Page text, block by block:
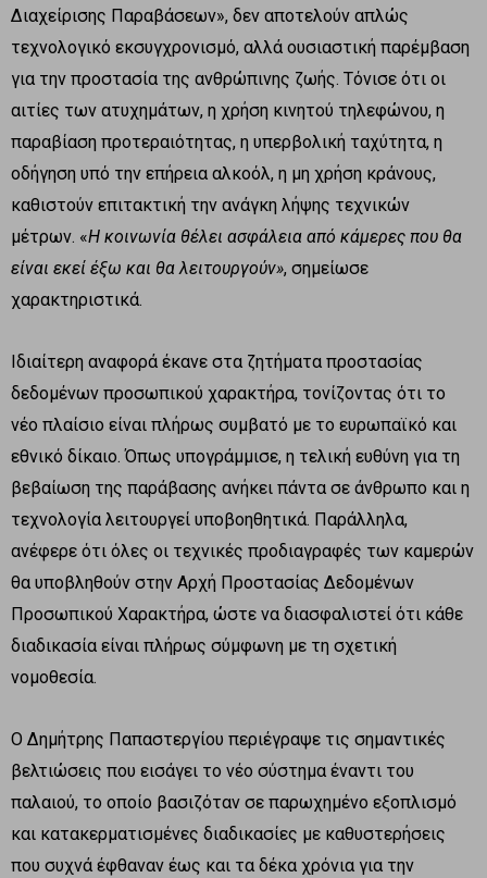
Διαχείρισης Παραβάσεων», δεν αποτελούν απλώς
τεχνολογικό εκσυγχρονισμό, αλλά ουσιαστική παρέμβαση
για την προστασία της ανθρώπινης ζωής. Τόνισε ότι οι
αιτίες των ατυχημάτων, η χρήση κινητού τηλεφώνου, η
παραβίαση προτεραιότητας, η υπερβολική ταχύτητα, η
οδήγηση υπό την επήρεια αλκοόλ, η μη χρήση κράνους,
καθιστούν επιτακτική την ανάγκη λήψης τεχνικών
μέτρων. «Η κοινωνία θέλει ασφάλεια από κάμερες που θα
είναι εκεί έξω και θα λειτουργούν», σημείωσε
χαρακτηριστικά.
Ιδιαίτερη αναφορά έκανε στα ζητήματα προστασίας
δεδομένων προσωπικού χαρακτήρα, τονίζοντας ότι το
νέο πλαίσιο είναι πλήρως συμβατό με το ευρωπαϊκό και
εθνικό δίκαιο. Όπως υπογράμμισε, η τελική ευθύνη για τη
βεβαίωση της παράβασης ανήκει πάντα σε άνθρωπο και η
τεχνολογία λειτουργεί υποβοηθητικά. Παράλληλα,
ανέφερε ότι όλες οι τεχνικές προδιαγραφές των καμερών
θα υποβληθούν στην Αρχή Προστασίας Δεδομένων
Προσωπικού Χαρακτήρα, ώστε να διασφαλιστεί ότι κάθε
διαδικασία είναι πλήρως σύμφωνη με τη σχετική
νομοθεσία.
Ο Δημήτρης Παπαστεργίου περιέγραψε τις σημαντικές
βελτιώσεις που εισάγει το νέο σύστημα έναντι του
παλαιού, το οποίο βασιζόταν σε παρωχημένο εξοπλισμό
και κατακερματισμένες διαδικασίες με καθυστερήσεις
που συχνά έφθαναν έως και τα δέκα χρόνια για την